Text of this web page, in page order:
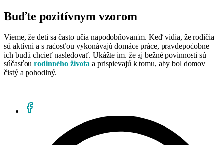
Buďte pozitívnym vzorom
Vieme, že deti sa často učia napodobňovaním. Keď vidia, že rodičia
sú aktívni a s radosťou vykonávajú domáce práce, pravdepodobne
ich budú chcieť nasledovať. Ukážte im, že aj bežné povinnosti sú
súčasťou rodinného života a prispievajú k tomu, aby bol domov
čistý a pohodlný.